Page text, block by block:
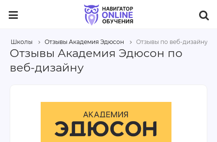
Школы Отзывы Академия Эдюсон Отзывы по веб-дизайну
Отзывы Академия Эдюсон по
веб-дизайну